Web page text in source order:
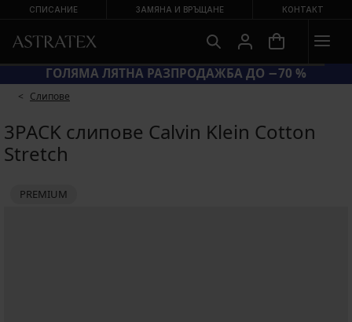
СПИСАНИЕ ЗАМЯНА И ВРЪЩАНЕ КОНТАКТ
ГОЛЯМА ЛЯТНА РАЗПРОДАЖБА ДО −70 %
Слипове
3PACK слипове Calvin Klein Cotton
Stretch
PREMIUM